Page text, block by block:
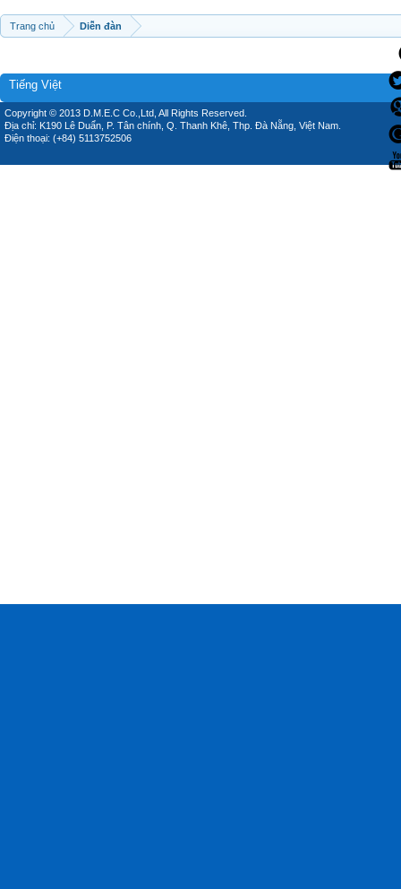
Trang chủ Diễn đàn
Tiếng Việt
Copyright © 2013 D.M.E.C Co.,Ltd, All Rights Reserved.
Địa chỉ: K190 Lê Duẩn, P. Tân chính, Q. Thanh Khê, Thp. Đà Nẵng, Việt Nam.
Điện thoại: (+84) 5113752506